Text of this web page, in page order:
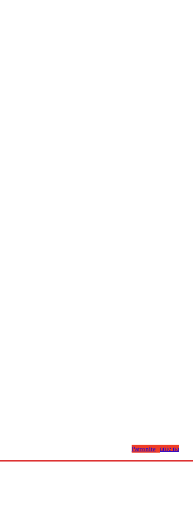
Wesprzyj mnie na Patronite